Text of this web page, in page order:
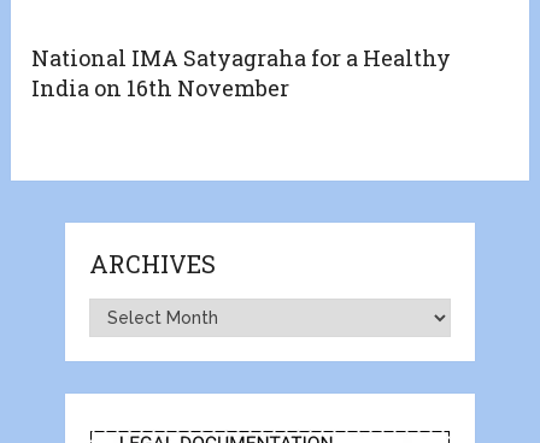
National IMA Satyagraha for a Healthy
India on 16th November
ARCHIVES
Archives